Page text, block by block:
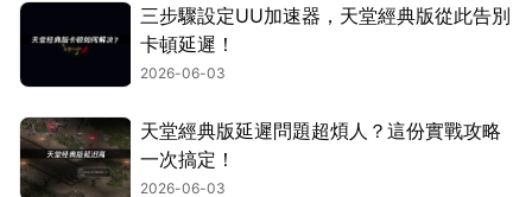
三步驟設定UU加速器，天堂經典版從此告別
卡頓延遲！
2026-06-03
天堂經典版延遲問題超煩人？這份實戰攻略
一次搞定！
2026-06-03